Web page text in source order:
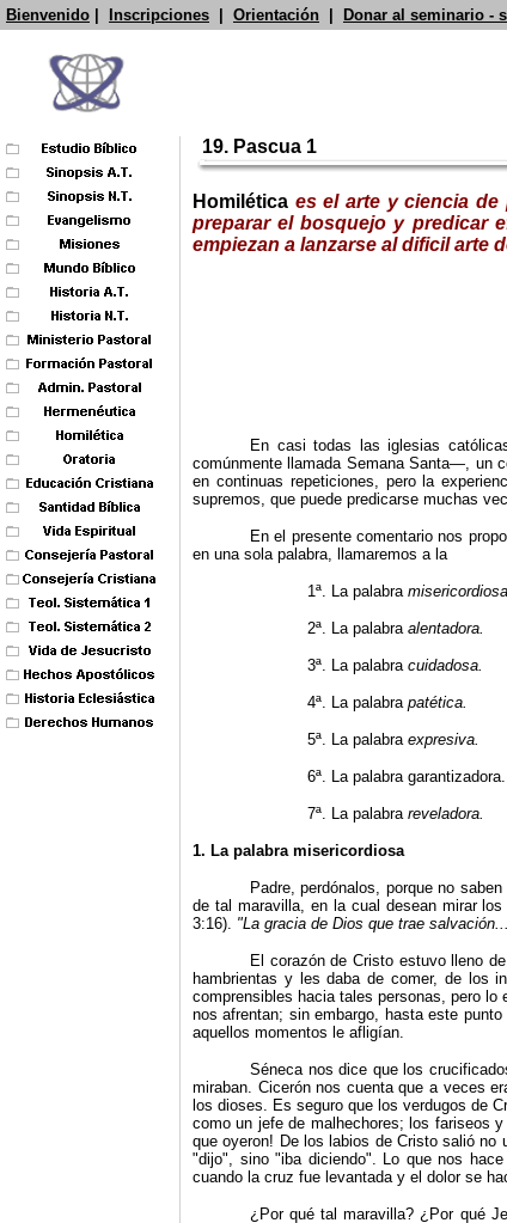
Bienvenido Inscripciones Orientación Donar al seminario -
19. Pascua 1
Homilética es el arte y ciencia de
preparar el bosquejo y predicar
empiezan a lanzarse al dificil arte
En casi todas las iglesias
comúnmente llamada Semana Santa—, un
en continuas repeticiones, pero la
supremos, que puede predicarse muchas
En el presente comentario nos
en una sola palabra, llamaremos a la
1ª. La palabra
2ª. La palabra alentadora.
3ª. La palabra cuidadosa.
4ª. La palabra patética.
5ª. La palabra expresiva.
6ª. La palabra garantizadora.
7ª. La palabra reveladora.
1. La palabra misericordiosa
Padre, perdónalos, porque no
de tal maravilla, en la cual desean mirar
3:16). "La gracia de Dios que trae
El corazón de Cristo estuvo lleno
hambrientas y les daba de comer, de los
comprensibles hacia tales personas, pero
nos afrentan; sin embargo, hasta este
aquellos momentos le afligían.
Séneca nos dice que los
miraban. Cicerón nos cuenta que a veces
los dioses. Es seguro que los verdugos de
como un jefe de malhechores; los fariseos
que oyeron! De los labios de Cristo salió no
"dijo", sino"iba diciendo". Lo que nos
cuando la cruz fue levantada y el dolor se
¿Por qué tal maravilla? ¿Por qué